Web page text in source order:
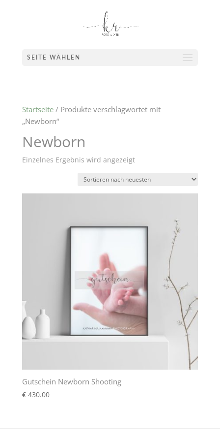
SEITE WÄHLEN
Startseite/ Produkte verschlagwortet mit
„Newborn“
Newborn
Einzelnes Ergebnis wird angezeigt
Gutschein Newborn Shooting
€430.00